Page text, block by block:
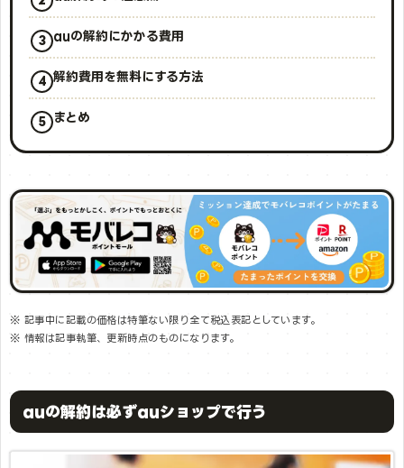
auの解約にかかる費用
解約費用を無料にする方法
まとめ
※ 記事中に記載の価格は特筆ない限り全て税込表記としています。
※ 情報は記事執筆、更新時点のものになります。
auの解約は必ずauショップで行う